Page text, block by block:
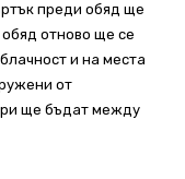
преди обяд ще
отново ще се
и на места
от
ще бъдат между